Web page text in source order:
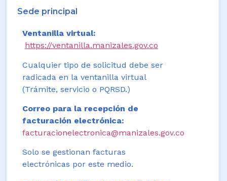
Sede principal
Ventanilla virtual:
https://ventanilla.manizales.gov.co
Cualquier tipo de solicitud debe ser
radicada en la ventanilla virtual
(Trámite, servicio o PQRSD.)
Correo para la recepción de
facturación electrónica:
facturacionelectronica@manizales.gov.co
Solo se gestionan facturas
electrónicas por este medio.